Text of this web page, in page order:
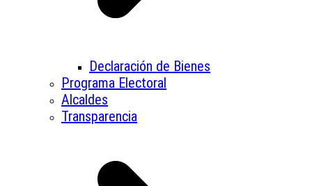
Declaración de Bienes
Programa Electoral
Alcaldes
Transparencia